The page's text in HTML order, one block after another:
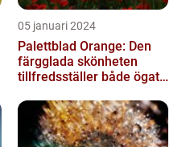
05 januari 2024
Palettblad Orange: Den
färgglada skönheten
tillfredsställer både ögat